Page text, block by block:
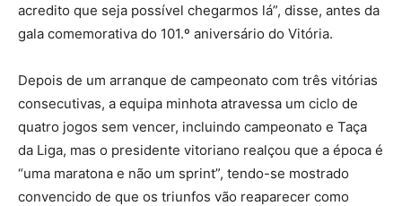
acredito que seja possível chegarmos lá”, disse, antes da
gala comemorativa do 101.º aniversário do Vitória.
Depois de um arranque de campeonato com três vitórias
consecutivas, a equipa minhota atravessa um ciclo de
quatro jogos sem vencer, incluindo campeonato e Taça
da Liga, mas o presidente vitoriano realçou que a época é
“uma maratona e não um sprint”, tendo-se mostrado
convencido de que os triunfos vão reaparecer como